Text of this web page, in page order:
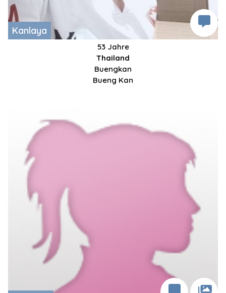
Kanlaya
53 Jahre
Thailand
Buengkan
Bueng Kan